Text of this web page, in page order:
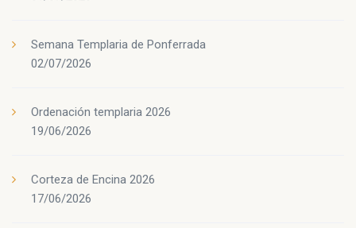
Semana Templaria de Ponferrada
02/07/2026
Ordenación templaria 2026
19/06/2026
Corteza de Encina 2026
17/06/2026